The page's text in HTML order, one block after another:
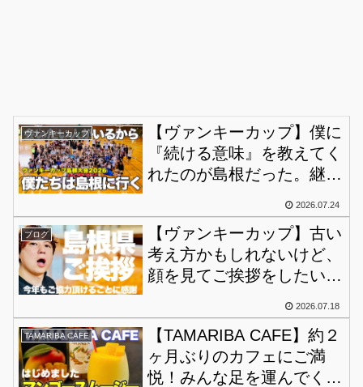
ヴァンキーカップ
【ヴァンキーカップ】僕に
『続ける意味』を教えてく
れたのが島根だった。継続
根の皆さんへの僕なりの恩
返しなんです！
2026.07.24
ブログ
【ヴァンキーカップ】古い
考え方かもしれないけど、
顔を見てご挨拶をしたい。
2026.07.18
TAMARIBA CAFE
【TAMARIBA CAFE】約２
ヶ月ぶりのカフェにご満
悦！みんな足を運んでくれ